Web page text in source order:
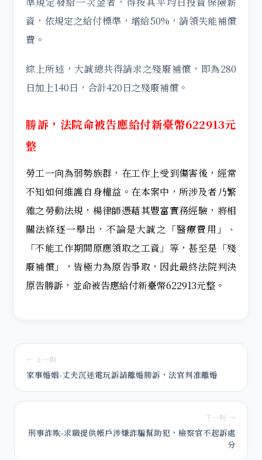
資，依規定之給付標準，增給50%，請領失能補償
費。
綜上所述，大誠總共得請求之殘廢補償，即為280
日加上140日，合計420日之殘廢補償。
勝訴，法院命被告應給付新臺幣622913元
整
勞工一向為弱勢族群，在工作上受到傷害後，經常
不知如何維護自身權益。在本案中，所涉及者乃繁
雜之勞動法規，楊律師憑藉其豐富實務經驗，將相
關法條逐一舉出，不論是大誠之「醫療費用」、
「不能工作期間原應領取之工資」等，甚至是「殘
廢補償」，皆極力為原告爭取，因此最終法院判決
原告勝訴，並命被告應給付新臺幣622913元整。
← 上一則
家事婚姻-丈夫沉迷電玩訴請離婚勝訴，法官判准離婚
下一則 →
刑事詐欺-求職提供帳戶涉嫌詐騙幫助犯，檢察官不起訴處
分